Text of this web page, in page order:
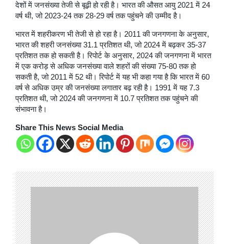
देशों में जनसंख्या तेजी से बूढ़ी हो रही है। भारत की औसत आयु 2021 में 24
वर्ष थी, जो 2023-24 तक 28-29 वर्ष तक पहुंचने की उम्मीद है।
भारत में शहरीकरण भी तेजी से हो रहा है। 2011 की जनगणना के अनुसार,
भारत की शहरी जनसंख्या 31.1 प्रतिशत थी, जो 2024 में बढ़कर 35-37
प्रतिशत तक हो सकती है। रिपोर्ट के अनुसार, 2024 की जनगणना में भारत
में एक करोड़ से अधिक जनसंख्या वाले शहरों की संख्या 75-80 तक हो
सकती है, जो 2011 में 52 थी। रिपोर्ट में यह भी कहा गया है कि भारत में 60
वर्ष से अधिक उम्र की जनसंख्या लगातार बढ़ रही है। 1991 में यह 7.3
प्रतिशत थी, जो 2024 की जनगणना में 10.7 प्रतिशत तक पहुंचने की
संभावना है।
Share This News Social Media